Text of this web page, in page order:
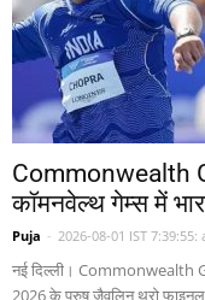
Commonwealth
कॉमनवेल्थ गेम्स में
Puja - 2026-08-01 IST 7:39:55:
नई दिल्ली। Commonwealth
2026 के पुरुष जैवलिन थ्रो फाइनल